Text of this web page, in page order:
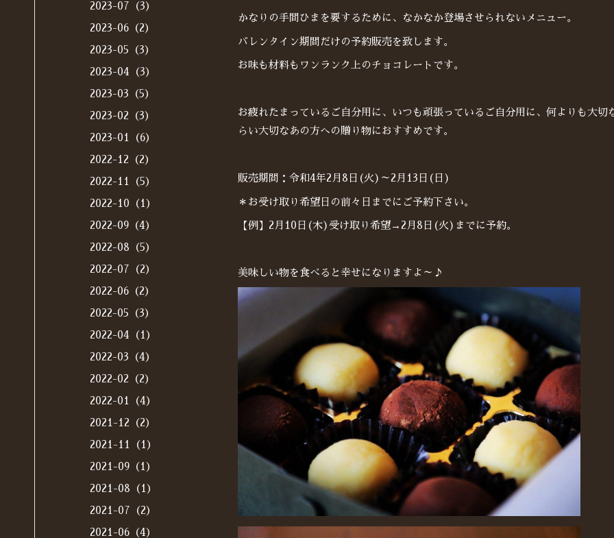
かなりの手間ひまを要するために、なかなか登場させられないメニュー。
バレンタイン期間だけの予約販売を致します。
お味も材料もワンランク上のチョコレートです。
お疲れたまっているご自分用に、いつも頑張っているご自分用に、何よりも大
らい大切なあの方への贈り物におすすめです。
販売期間：令和4年2月8日(火)～2月13日(日)
＊お受け取り希望日の前々日までにご予約下さい。
【例】2月10日(木)受け取り希望→2月8日(火)までに予約。
美味しい物を食べると幸せになりますよ～♪
2023-07（3）
2023-06（2）
2023-05（3）
2023-04（3）
2023-03（5）
2023-02（3）
2023-01（6）
2022-12（2）
2022-11（5）
2022-10（1）
2022-09（4）
2022-08（5）
2022-07（2）
2022-06（2）
2022-05（3）
2022-04（1）
2022-03（4）
2022-02（2）
2022-01（4）
2021-12（2）
2021-11（1）
2021-09（1）
2021-08（1）
2021-07（2）
2021-06（4）